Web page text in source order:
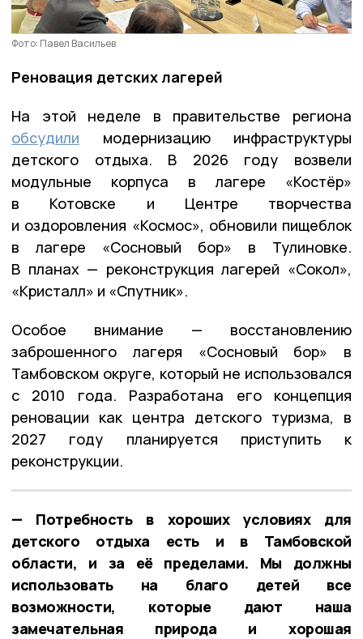
Фото: Павел Васильев
Реновация детских лагерей
На этой неделе в правительстве региона
обсудили модернизацию инфраструктуры
детского отдыха. В 2026 году возвели
модульные корпуса в лагере «Костёр»
в Котовске и Центре творчества
и оздоровления «Космос», обновили пищеблок
в лагере «Сосновый бор» в Тулиновке.
В планах — реконструкция лагерей «Сокол»,
«Кристалл» и «Спутник».
Особое внимание — восстановлению
заброшенного лагеря «Сосновый бор» в
Тамбовском округе, который не использовался
с 2010 года. Разработана его концепция
реновации как центра детского туризма, в
2027 году планируется приступить к
реконструкции.
— Потребность в хороших условиях для
детского отдыха есть и в Тамбовской
области, и за её пределами. Мы должны
использовать на благо детей все
возможности, которые дают наша
замечательная природа и хорошая